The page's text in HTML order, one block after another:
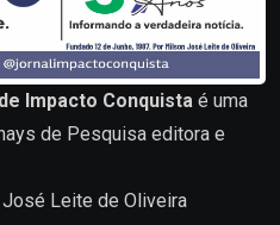
Impacto Conquista é uma
de Pesquisa editora e
Leite de Oliveira